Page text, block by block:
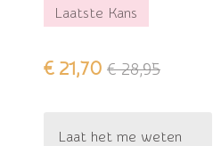
Laatste Kans
€ 21,70 € 28,95
Laat het me weten